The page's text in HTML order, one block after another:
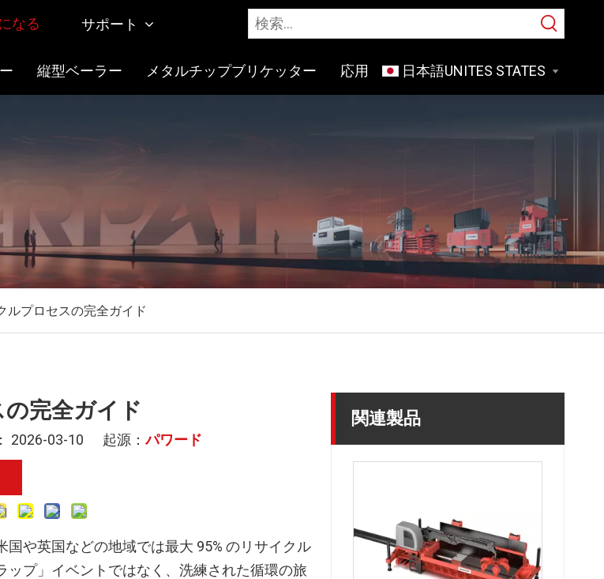
なる サポート
縦型ベーラー メタルチップブリケッター 応用 日本語
ルプロセスの完全ガイド
完全ガイド
2026-03-10 起源：パワード
や英国などの地域では最大 95% のリサイクル
プ」イベントではなく、洗練された循環の旅
関連製品